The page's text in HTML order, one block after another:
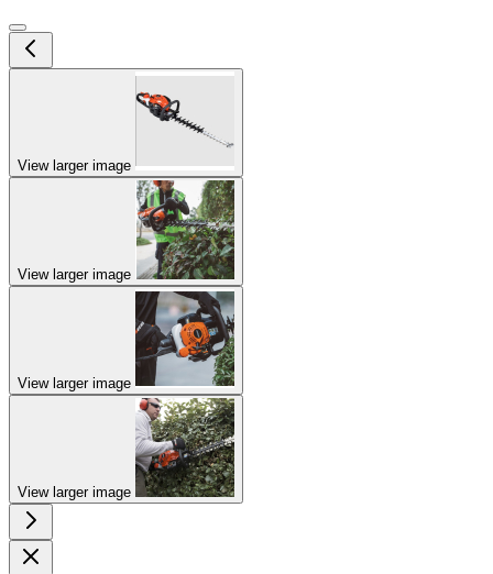
View larger image
View larger image
View larger image
View larger image